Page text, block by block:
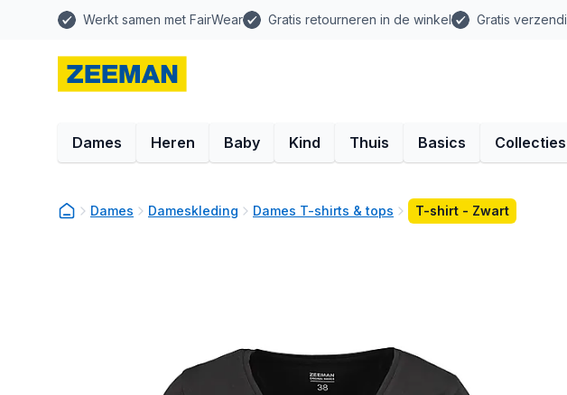
Werkt samen met FairWear Gratis retourneren in de winkel Gratis
Dames Heren Baby Kind Thuis Basics Collecties
Dames Dameskleding Dames T-shirts & tops T-shirt - Zwart